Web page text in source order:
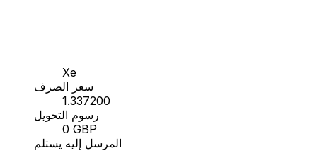
Xe
سعر الصرف
1.337200
رسوم التحويل
0 GBP
المرسل إليه يستلم